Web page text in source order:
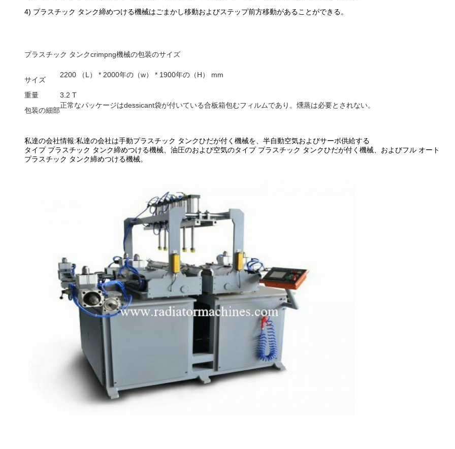
4) プラスチック タンク締めつける機械はごまかし移動およびステップ前方移動があることができる。
プラスチック タンクcrimpng機械の包装のサイズ
サイズ
2200 （L） * 2000年の（w） * 1900年の（H） mm
重量
3.2 T
包装の細部
正常なパッケージはdessicant袋が付いている合板箱包むフィルムであり。燻蒸は必要とされない。
私達の会社情報:私達の会社は手動プラスチック タンクひだが付く機械を、半自動空気およびサーボ供給する
タイプ プラスチック タンク締めつける機械、油圧のおよび空気のタイプ プラスチック タンクひだが付く機械、およびフル オート
プラスチック タンク締めつける機械。